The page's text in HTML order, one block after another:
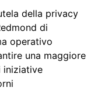
della privacy
di
operativo
una maggiore
iniziative